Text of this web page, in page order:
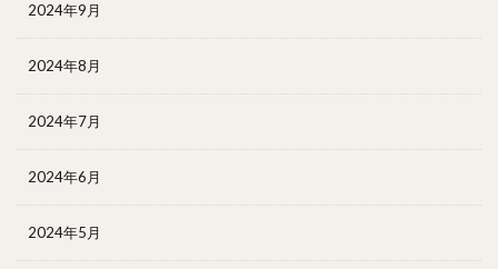
2024年9月
2024年8月
2024年7月
2024年6月
2024年5月